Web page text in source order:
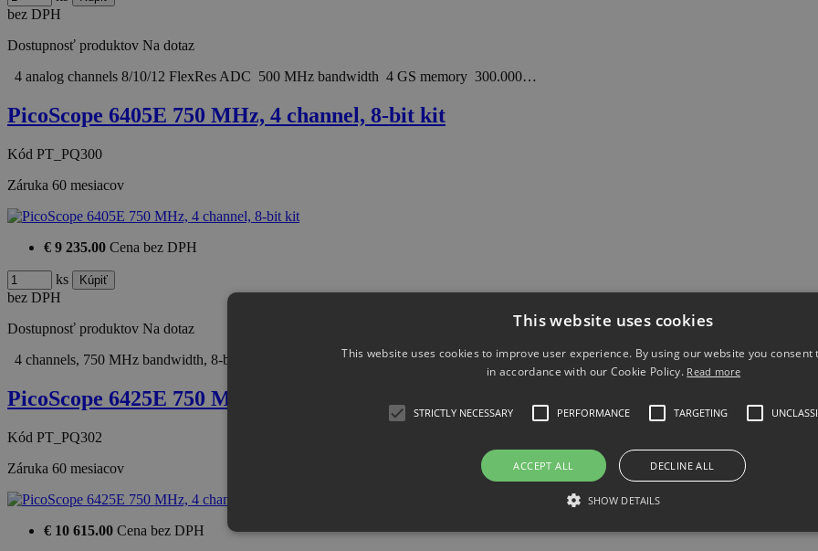
bez DPH
Dostupnosť produktov Na dotaz
4 analog channels 8/10/12 FlexRes ADC 500 MHz bandwidth 4 GS memory 300.000…
PicoScope 6405E 750 MHz, 4 channel, 8-bit kit
Kód PT_PQ300
Záruka 60 mesiacov
€ 9 235.00 Cena bez DPH
ks
bez DPH
Dostupnosť produktov Na dotaz
4 channels, 750 MHz bandwidth, 8-bit resolution Supports up to 16 digital MSO channels 200…
PicoScope 6425E 750 MHz, 4 channel, FlexRes kit
Kód PT_PQ302
Záruka 60 mesiacov
€ 10 615.00 Cena bez DPH
This website uses cookies
This website uses cookies to improve user experience. By using our website you consent
in accordance with our Cookie Policy. Read more
STRICTLY NECESSARY PERFORMANCE TARGETING
ACCEPT ALL DECLINE ALL
SHOW DETAILS